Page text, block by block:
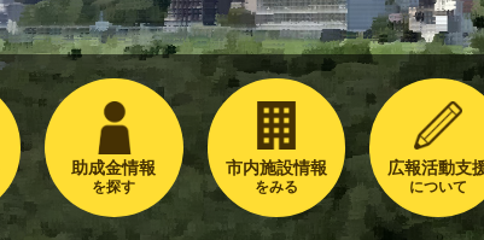
助成金情報
を探す
市内施設情報
をみる
広報活動支
について